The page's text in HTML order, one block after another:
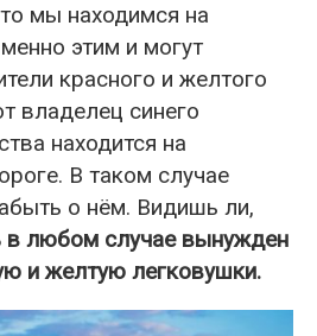
мы находимся на
этим и могут
красного и желтого
владелец синего
находится на
В таком случае
о нём. Видишь ли,
в любом случае вынужден
и желтую легковушки.